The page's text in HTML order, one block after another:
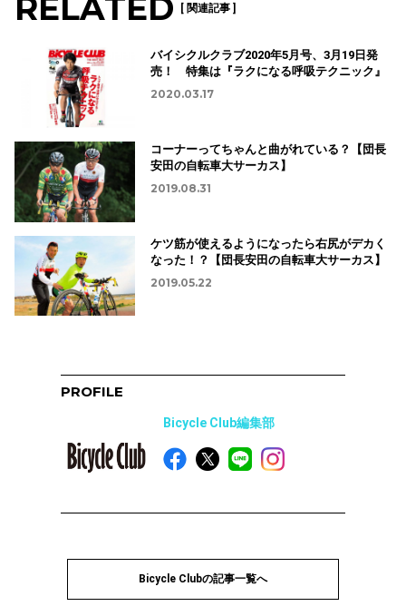
RELATED [ 関連記事 ]
バイシクルクラブ2020年5月号、3月19日発
売！ 特集は『ラクになる呼吸テクニック』
2020.03.17
コーナーってちゃんと曲がれている？【団長
安田の自転車大サーカス】
2019.08.31
ケツ筋が使えるようになったら右尻がデカく
なった！？【団長安田の自転車大サーカス】
2019.05.22
PROFILE
Bicycle Club編集部
Bicycle Clubの記事一覧へ